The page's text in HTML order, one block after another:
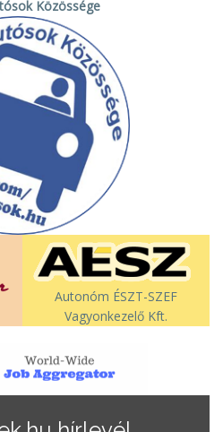
Közössége
Autonóm ÉSZT-SZEF
Vagyonkezelő Kft.